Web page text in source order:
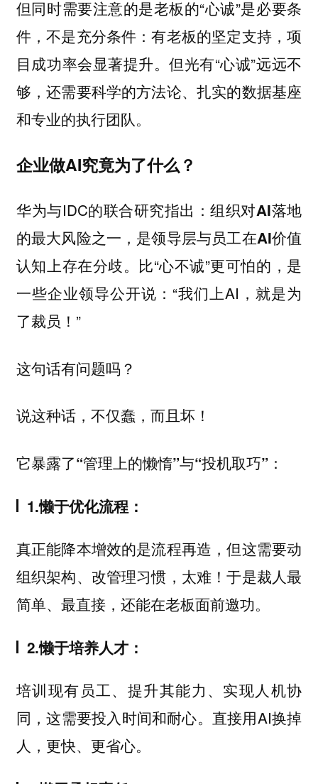
但同时需要注意的是老板的“心诚”是必要条
件，不是充分条件：有老板的坚定支持，项
目成功率会显著提升。但光有“心诚”远远不
够，还需要科学的方法论、扎实的数据基座
和专业的执行团队。
企业做AI究竟为了什么？
华为与IDC的联合研究指出：组织对AI落地
的最大风险之一，是领导层与员工在AI价值
认知上存在分歧。 比“心不诚”更可怕的，是
一些企业领导公开说：“我们上AI，就是为
了裁员！”
这句话有问题吗？
说这种话，不仅蠢，而且坏！
它暴露了“管理上的懒惰”与“投机取巧”：
1.懒于优化流程：
真正能降本增效的是流程再造，但这需要动
组织架构、改管理习惯，太难！于是裁人最
简单、最直接，还能在老板面前邀功。
2.懒于培养人才：
培训现有员工、提升其能力、实现人机协
同，这需要投入时间和耐心。直接用AI换掉
人，更快、更省心。